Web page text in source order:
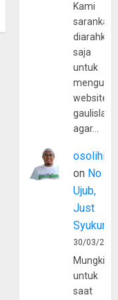
Kami
sarankan,
diarahkan
saja
untuk
website
agar…
osolihin
on No
Ujub,
Just
Syukur
30/03/
Mungkin
untuk
saat